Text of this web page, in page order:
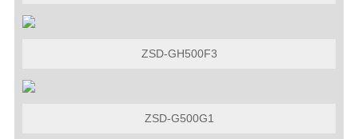
ZSD-GH500F3
ZSD-G500G1